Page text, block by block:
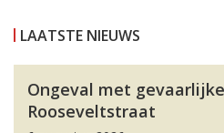
LAATSTE NIEUWS
Ongeval met
Rooseveltstraat